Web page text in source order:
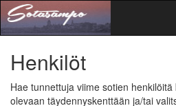
Henkilöt
Hae tunnettuja viime sotien
olevaan täydennyskenttään ja/tai